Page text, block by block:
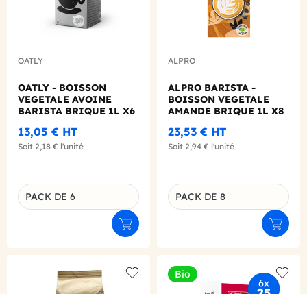
OATLY
OATLY - BOISSON
VEGETALE AVOINE
BARISTA BRIQUE 1L X6
13,05 € HT
Soit 2,18 € l'unité
Déclinaison du produit
PACK DE 6
Ajouter au panier
ALPRO
ALPRO BARISTA -
BOISSON VEGETALE
AMANDE BRIQUE 1L X8
23,53 € HT
Soit 2,94 € l'unité
Déclinaison du produit
PACK DE 8
Add to wishlist
Bio
Add